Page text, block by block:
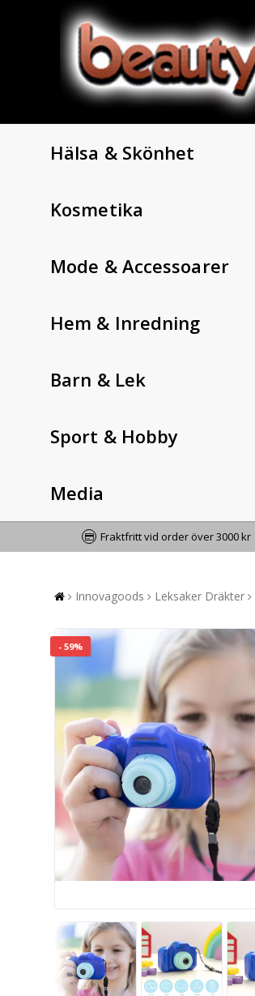
Hälsa & Skönhet
Kosmetika
Mode & Accessoarer
Hem & Inredning
Barn & Lek
Sport & Hobby
Media
Fraktfritt vid order över 3000 kr
Innovagoods Leksaker Dräkter
- 59%